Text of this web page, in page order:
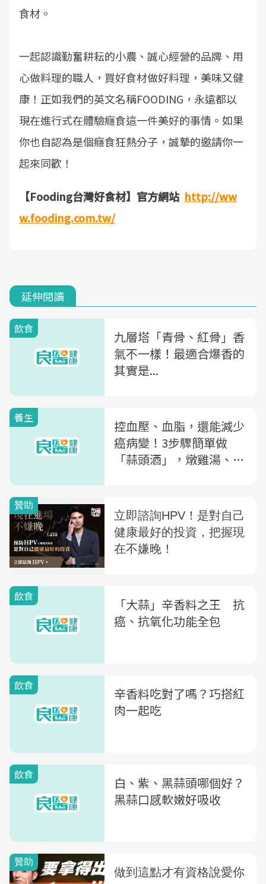
食材。
一起認識勤奮耕耘的小農、誠心經營的品牌、用
心做料理的職人，買好食材做好料理，美味又健
康！正如我們的英文名稱FOODING，永遠都以
現在進行式在體驗癮食這一件美好的事情。如果
你也自認為是個癮食狂熱分子，誠摯的邀請你一
起來同歡！
【Fooding台灣好食材】官方網站 http://ww
w.fooding.com.tw/
延伸閱讀
飲食
九層塔「青骨、紅骨」香
氣不一樣！最適合爆香的
其實是...
養生
控血壓、血脂，還能減少
癌病變！3步驟簡單做
「蒜頭酒」，燉雞湯、煮
飲食
「大蒜」辛香料之王 抗
癌、抗氧化功能全包
飲食
辛香料吃對了嗎？巧搭紅
肉一起吃
飲食
白、紫、黑蒜頭哪個好？
黑蒜口感軟嫩好吸收